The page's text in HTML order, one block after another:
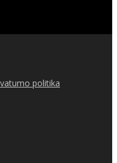
politika